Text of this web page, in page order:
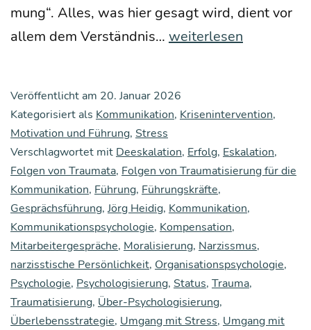
mung“. Alles, was hier gesagt wird, dient vor
allem dem Ver­ständ­nis… Über
gen
Trau­
ma­
ta
für
die
Kom­
mu­
ni­
weiterlesen
Veröffentlicht am 20. Januar 2026
Kategorisiert als Kommunikation, Krisenintervention,
Motivation und Führung, Stress
Verschlagwortet mit Deeskalation, Erfolg, Eskalation,
Folgen von Traumata, Folgen von Traumatisierung für die
Kommunikation, Führung, Führungskräfte,
Gesprächsführung, Jörg Heidig, Kommunikation,
Kommunikationspsychologie, Kompensation,
Mitarbeitergespräche, Moralisierung, Narzissmus,
narzisstische Persönlichkeit, Organisationspsychologie,
Psychologie, Psychologisierung, Status, Trauma,
Traumatisierung, Über-Psychologisierung,
Überlebensstrategie, Umgang mit Stress, Umgang mit